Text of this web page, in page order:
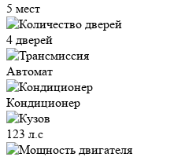
5 мест
4 дверей
Автомат
Кондиционер
123 л.с